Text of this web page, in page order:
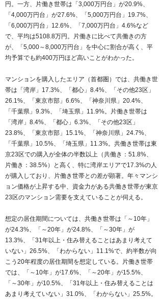
円。一方、片働き世帯は「3,000万円台」が20.9%、
「4,000万円台」が27.6%、「5,000万円台」19.7%、
「6,000万円台」12.6%、「7,000万円台」4.6%など
で、平均は5108.8万円。片働きに比べて共働きの方
が、「5,000～8,000万円台」を中心に割合が高く、平
均予算でも約400万円ほど高いことがわかった。
マンションを購入したエリア（首都圏）では、共働き世
帯は「湾岸」17.3%、「都心」8.4%、「その他23区」
26.1%、「東京市部」6.6%、「神奈川県」20.4%、
「千葉県」9.3%、「埼玉県」11.9%。片働き世帯は
「湾岸」8.4%、「都心」6.3%、「その他23区」
23.8%、「東京市部」15.1%、「神奈川県」24.7%、
「千葉県」10.5%、「埼玉県」11.3%。共働き世帯は東
京23区での購入が全体の半数以上（共働き：51.8%、
片働き：38.5%）と高く、特に湾岸エリアで17.3%の人
が購入しており、片働き世帯との差が顕著。年々マンシ
ョン価格が上昇する中、資金力がある共働き世帯が東京
23区のマンション需要を支えていることが伺える。
想定の居住期間については、共働き世帯は「～10年」
が24.3%、「～20年」が24.8%、「～30年」が
13.3%、「31年以上・住み替えることはあまり考えて
いない」26.5%、「わからない」11.1%で、約半数が向
こう20年程度の居住期間を想定している。片働き世帯
では、「～10年」が17.6%、「～20年」が15.5%、
「～30年」が10.5%、「31年以上・住み替えることは
あまり考えていない」31.0%、「わからない」25.5%。